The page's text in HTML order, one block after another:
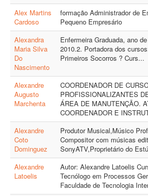
Alex Martins
Cardoso
formação Administrador de
Pequeno Empresário
Alexandra
Maria Silva
Do
Nascimento
Enfermeira Graduada, ano
2010.2. Portadora dos
Primeiros Socorros ? Curs...
Alexandre
Augusto
Marchenta
COORDENADOR DE
PROFISSIONALIZANTES
ÁREA DE MANUTENÇÃO.
COORDENADOR E
Alexandre
Coto
Dominguez
Produtor Musical,Músico
Compositor com músicas
SonyATV,Proprietário do
Alexandre
Latoelis
Autor: Alexandre Latoelis
Tecnólogo em Processos
Faculdade de Tecnologia